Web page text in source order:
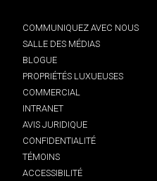
COMMUNIQUEZ AVEC NOUS
SALLE DES MÉDIAS
BLOGUE
PROPRIÉTÉS LUXUEUSES
COMMERCIAL
INTRANET
AVIS JURIDIQUE
CONFIDENTIALITÉ
TÉMOINS
ACCESSIBILITÉ